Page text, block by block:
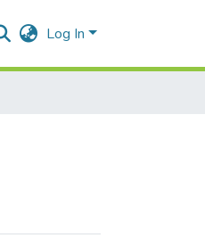
Log In